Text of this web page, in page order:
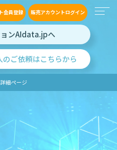
会員登録 販売アカウントログイン
ンAIdata.jpへ
ご依頼はこちらから
細ページ